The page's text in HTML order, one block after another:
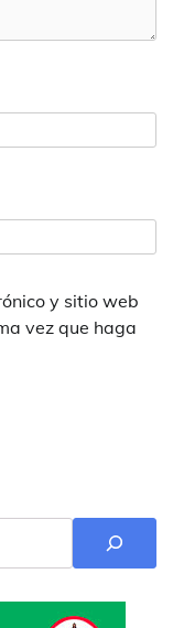
y sitio web
vez que haga